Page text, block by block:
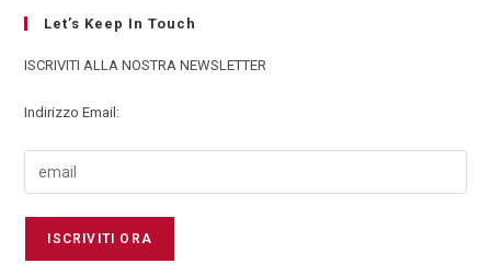
Let’s Keep In Touch
ISCRIVITI ALLA NOSTRA NEWSLETTER
Indirizzo Email: